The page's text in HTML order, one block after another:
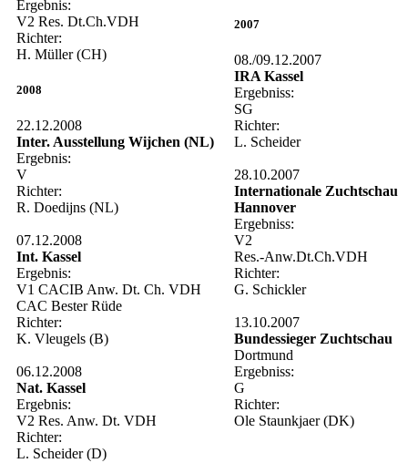
Ergebnis:
V2 Res. Dt.Ch.VDH
Richter:
H. Müller (CH)
2008
22.12.2008
Inter. Ausstellung Wijchen (NL)
Ergebnis:
V
Richter:
R. Doedijns (NL)
07.12.2008
Int. Kassel
Ergebnis:
V1 CACIB Anw. Dt. Ch. VDH
CAC Bester Rüde
Richter:
K. Vleugels (B)
06.12.2008
Nat. Kassel
Ergebnis:
V2 Res. Anw. Dt. VDH
Richter:
L. Scheider (D)
2007
08./09.12.2007
IRA Kassel
Ergebniss:
SG
Richter:
L. Scheider
28.10.2007
Internationale Zuchtschau
Hannover
Ergebniss:
V2
Res.-Anw.Dt.Ch.VDH
Richter:
G. Schickler
13.10.2007
Bundessieger Zuchtschau
Dortmund
Ergebniss:
G
Richter:
Ole Staunkjaer (DK)